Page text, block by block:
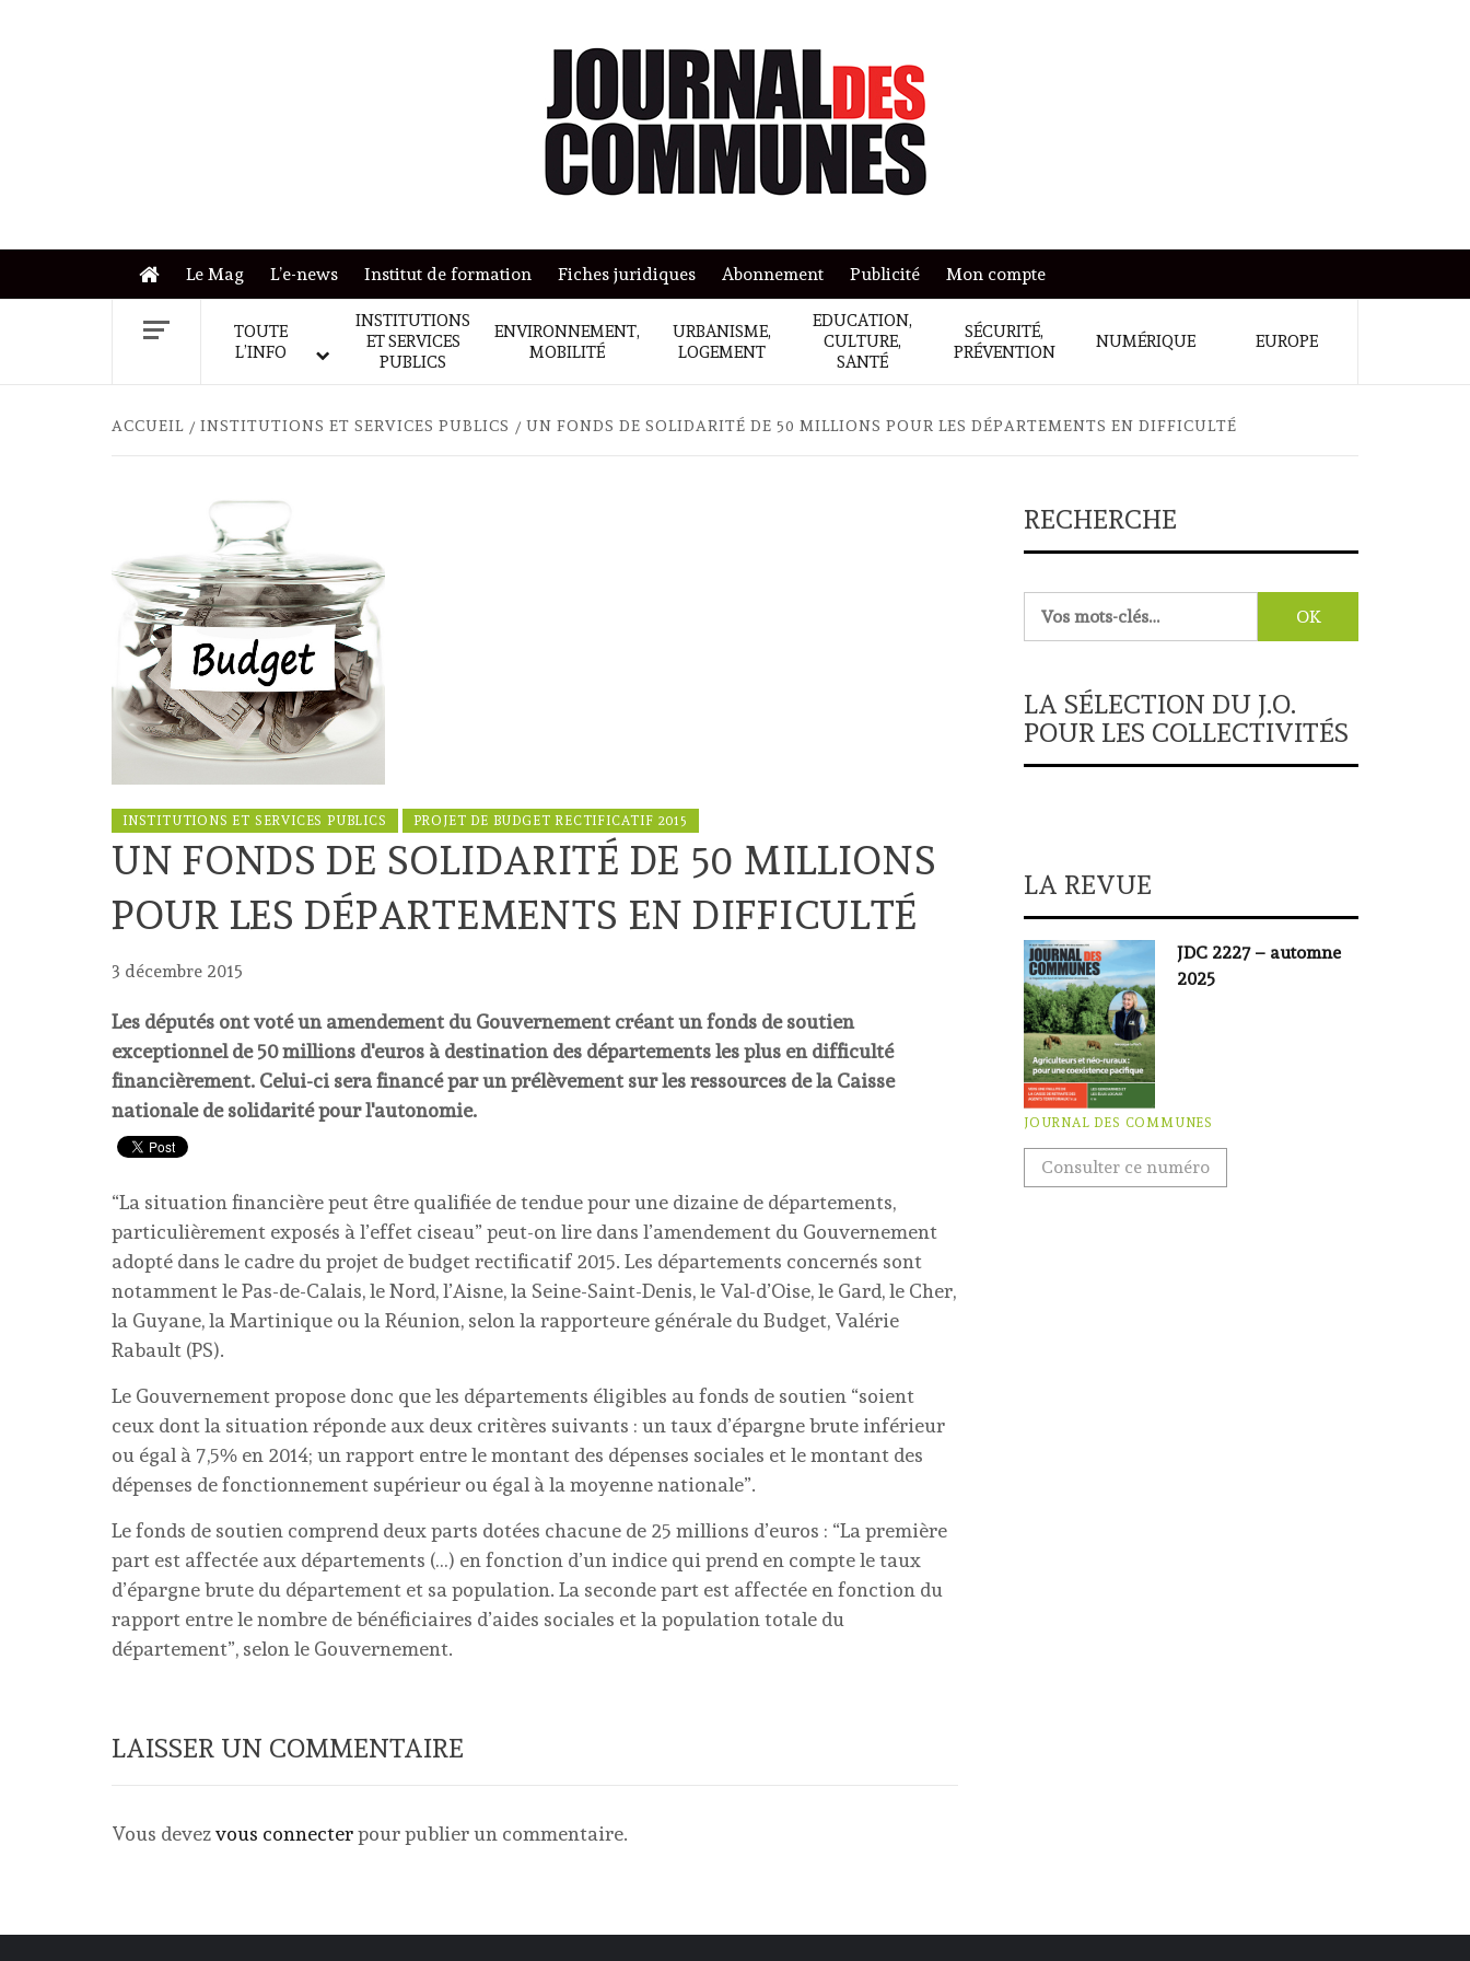
Le Mag L’e-news Institut de formation Fiches juridiques Abonnement Publicité Mon compte
TOUTE
L’INFO
INSTITUTIONS
ET SERVICES
PUBLICS
ENVIRONNEMENT,
MOBILITÉ
URBANISME,
LOGEMENT
EDUCATION,
CULTURE,
SANTÉ
SÉCURITÉ,
PRÉVENTION
NUMÉRIQUE EUROPE
ACCUEIL INSTITUTIONS ET SERVICES PUBLICS UN FONDS DE SOLIDARITÉ DE 50 MILLIONS POUR LES DÉPARTEMENTS EN DIFFICULTÉ
INSTITUTIONS ET SERVICES PUBLICS PROJET DE BUDGET RECTIFICATIF 2015
UN FONDS DE SOLIDARITÉ DE 50 MILLIONS
POUR LES DÉPARTEMENTS EN DIFFICULTÉ
3 décembre 2015
Les députés ont voté un amendement du Gouvernement créant un fonds de soutien
exceptionnel de 50 millions d'euros à destination des départements les plus en difficulté
financièrement. Celui-ci sera financé par un prélèvement sur les ressources de la Caisse
nationale de solidarité pour l'autonomie.
“La situation financière peut être qualifiée de tendue pour une dizaine de départements,
particulièrement exposés à l’effet ciseau” peut-on lire dans l’amendement du Gouvernement
adopté dans le cadre du projet de budget rectificatif 2015. Les départements concernés sont
notamment le Pas-de-Calais, le Nord, l’Aisne, la Seine-Saint-Denis, le Val-d’Oise, le Gard, le Cher,
la Guyane, la Martinique ou la Réunion, selon la rapporteure générale du Budget, Valérie
Rabault (PS).
Le Gouvernement propose donc que les départements éligibles au fonds de soutien “soient
ceux dont la situation réponde aux deux critères suivants : un taux d’épargne brute inférieur
ou égal à 7,5% en 2014; un rapport entre le montant des dépenses sociales et le montant des
dépenses de fonctionnement supérieur ou égal à la moyenne nationale”.
Le fonds de soutien comprend deux parts dotées chacune de 25 millions d’euros : “La première
part est affectée aux départements (…) en fonction d’un indice qui prend en compte le taux
d’épargne brute du département et sa population. La seconde part est affectée en fonction du
rapport entre le nombre de bénéficiaires d’aides sociales et la population totale du
département”, selon le Gouvernement.
LAISSER UN COMMENTAIRE
Vous devezvous connecterpour publier un commentaire.
RECHERCHE
LA SÉLECTION DU J.O.
POUR LES COLLECTIVITÉS
LA REVUE
JDC 2227 – automne
2025
JOURNAL DES COMMUNES
Consulter ce numéro